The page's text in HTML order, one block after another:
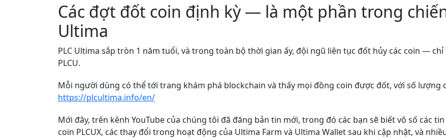
Các đợt đốt coin định kỳ — là một phần trong
Ultima
PLC Ultima sắp tròn 1 năm tuổi, và trong toàn bộ thời gian ấy, đội ngũ liên tục đốt hủy các coin —
PLCU.
Mỗi người dùng có thể tới trang khám phá blockchain và thấy mọi đồng coin được đốt, với số lượng
https://plcultima.info/en/
Mới đây, trên kênh YouTube của chúng tôi đã đăng bản tin mới, trong đó các bạn sẽ biết vô số các
coin PLCUX, các thay đổi trong hoạt động của Ultima Farm và Ultima Wallet sau khi cập nhật, và